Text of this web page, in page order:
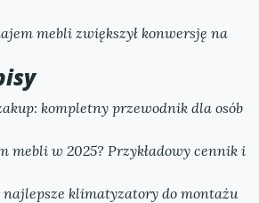
mebli zwiększył konwersję na
kompletny przewodnik dla osób
mebli w 2025? Przykładowy cennik i
klimatyzatory do montażu